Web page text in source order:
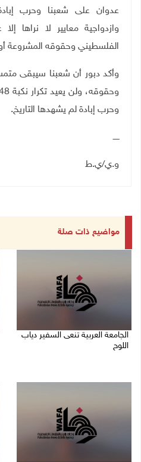
عدوان على شعبنا وحرب
وازدواجية معايير لا نراها
الفلسطيني وحقوقه المشروعة
وأكد دبور أن شعبنا سيبقى
وحرب إبادة لم يشهدها التاريخ.
ـــــ
و.ي/ي.ط
مواضيع ذات صلة
الجامعة العربية تنعى السفير دياب
اللوح